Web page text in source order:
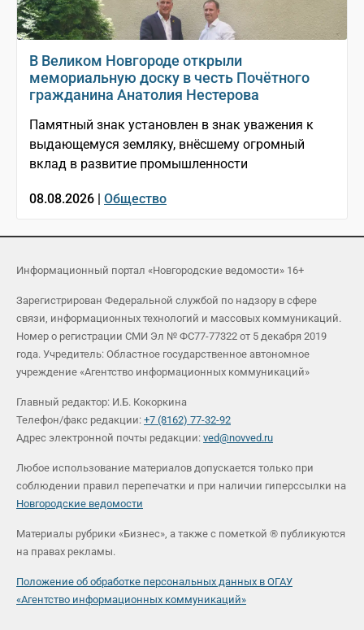
В Великом Новгороде открыли
мемориальную доску в честь Почётного
гражданина Анатолия Нестерова
Памятный знак установлен в знак уважения к
выдающемуся земляку, внёсшему огромный
вклад в развитие промышленности
08.08.2026 | Общество
Информационный портал «Новгородские ведомости» 16+
Зарегистрирован Федеральной службой по надзору в сфере
связи, информационных технологий и массовых коммуникаций.
Номер о регистрации СМИ Эл № ФС77-77322 от 5 декабря 2019
года. Учредитель: Областное государственное автономное
учреждение «Агентство информационных коммуникаций»
Главный редактор: И.Б. Кокоркина
Телефон/факс редакции: +7 (8162) 77-32-92
Адрес электронной почты редакции: ved@novved.ru
Любое использование материалов допускается только при
соблюдении правил перепечатки и при наличии гиперссылки на
Новгородские ведомости
Материалы рубрики «Бизнес», а также с пометкой ® публикуются
на правах рекламы.
Положение об обработке персональных данных в ОГАУ
«Агентство информационных коммуникаций»